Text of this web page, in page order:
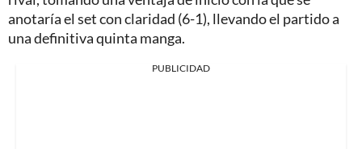
anotaría el set con claridad (6-1), llevando el partido a
una definitiva quinta manga.
PUBLICIDAD